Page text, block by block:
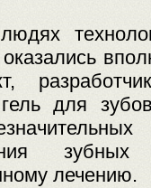
для
лечению.